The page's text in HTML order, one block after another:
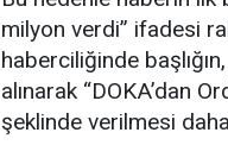
milyon verdi” ifadesi
haberciliğinde
alınarak “DOKA’dan
şeklinde verilmesi